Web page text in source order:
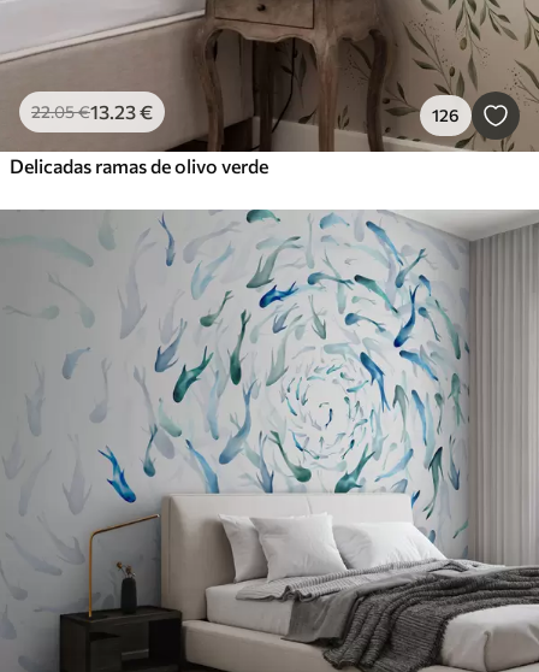
22.05€13.23€ 126
Delicadas ramas de olivo verde